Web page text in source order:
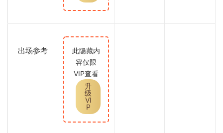
出场参考
此隐藏内
容仅限
VIP查看
升
级
VI
P